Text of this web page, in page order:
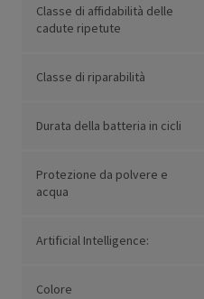
Classe di affidabilità delle
cadute ripetute
Classe di riparabilità
Durata della batteria in cicli
Protezione da polvere e
acqua
Artificial Intelligence:
Colore